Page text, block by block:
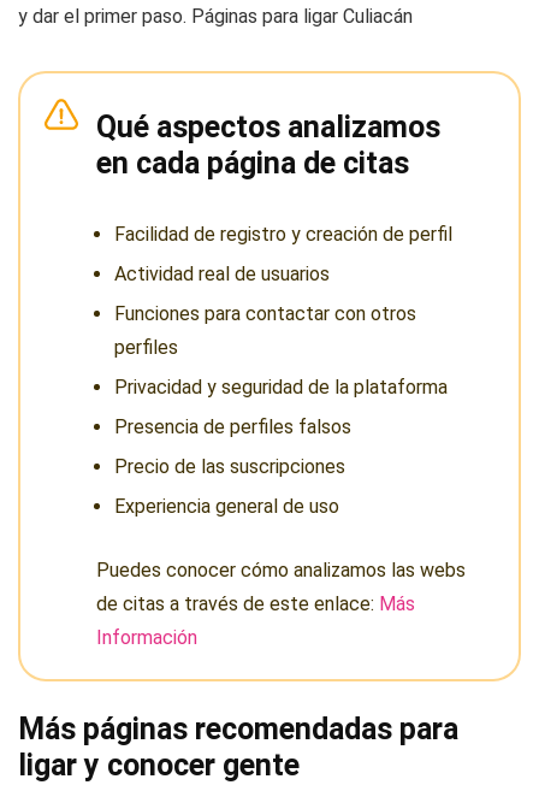
y dar el primer paso. Páginas para ligar Culiacán
Qué aspectos analizamos
en cada página de citas
Facilidad de registro y creación de perfil
Actividad real de usuarios
Funciones para contactar con otros
perfiles
Privacidad y seguridad de la plataforma
Presencia de perfiles falsos
Precio de las suscripciones
Experiencia general de uso
Puedes conocer cómo analizamos las webs
de citas a través de este enlace: Más
Información
Más páginas recomendadas para
ligar y conocer gente